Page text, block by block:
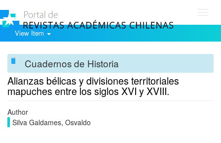
View Item
Cuadernos de Historia
Alianzas bélicas y divisiones territoriales
mapuches entre los siglos XVI y XVIII.
Author
Silva Galdames, Osvaldo